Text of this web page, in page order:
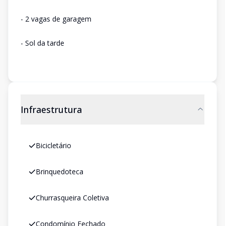
- 2 vagas de garagem
- Sol da tarde
Infraestrutura
Bicicletário
Brinquedoteca
Churrasqueira Coletiva
Condomínio Fechado